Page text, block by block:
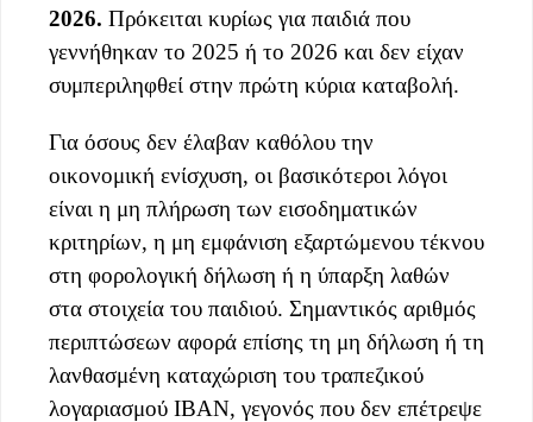
2026. Πρόκειται κυρίως για παιδιά που
γεννήθηκαν το 2025 ή το 2026 και δεν είχαν
συμπεριληφθεί στην πρώτη κύρια καταβολή.
Για όσους δεν έλαβαν καθόλου την
οικονομική ενίσχυση, οι βασικότεροι λόγοι
είναι η μη πλήρωση των εισοδηματικών
κριτηρίων, η μη εμφάνιση εξαρτώμενου τέκνου
στη φορολογική δήλωση ή η ύπαρξη λαθών
στα στοιχεία του παιδιού. Σημαντικός αριθμός
περιπτώσεων αφορά επίσης τη μη δήλωση ή τη
λανθασμένη καταχώριση του τραπεζικού
λογαριασμού IBAN, γεγονός που δεν επέτρεψε